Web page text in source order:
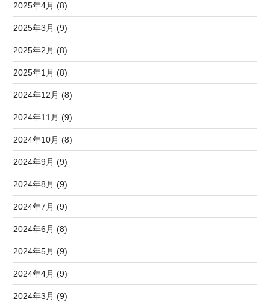
2025年4月 (8)
2025年3月 (9)
2025年2月 (8)
2025年1月 (8)
2024年12月 (8)
2024年11月 (9)
2024年10月 (8)
2024年9月 (9)
2024年8月 (9)
2024年7月 (9)
2024年6月 (8)
2024年5月 (9)
2024年4月 (9)
2024年3月 (9)